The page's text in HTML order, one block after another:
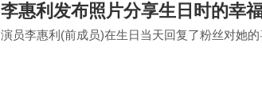
李惠利发布照片分享生日时的幸
演员李惠利(前成员)在生日当天回复了粉丝对她的